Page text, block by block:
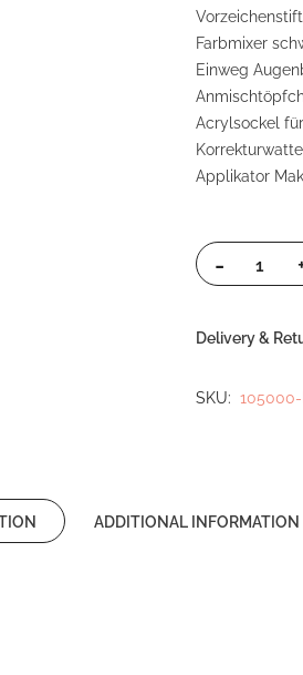
Farbmixer
Einweg
Acrylsockel
Applikator
-
Delivery &
SKU
ADDITIONAL INFORMATION